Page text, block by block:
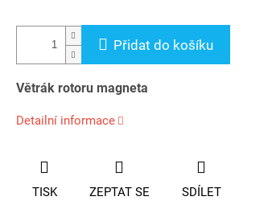
Přidat do košíku
Větrák rotoru magneta
Detailní informace
TISK ZEPTAT SE SDÍLET